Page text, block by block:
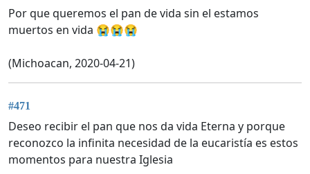
Por que queremos el pan de vida sin el estamos
muertos en vida 😭😭😭
(Michoacan, 2020-04-21)
#471
Deseo recibir el pan que nos da vida Eterna y porque
reconozco la infinita necesidad de la eucaristía es estos
momentos para nuestra Iglesia